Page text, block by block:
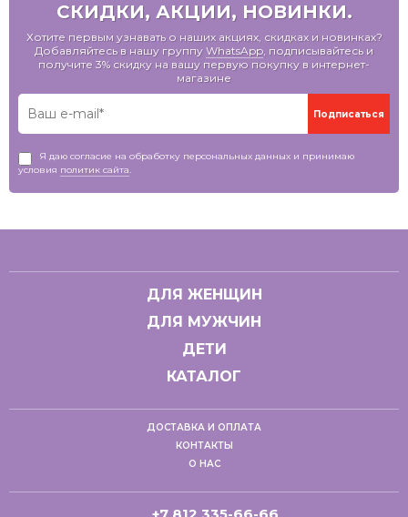
СКИДКИ, АКЦИИ, НОВИНКИ.
Хотите первым узнавать о наших акциях, скидках и новинках?
Добавляйтесь в нашу группу WhatsApp, подписывайтесь и
получите 3% скидку на вашу первую покупку в интернет-
магазине
Я даю согласие на обработку персональных данных и принимаю
условия политик сайта.
ДЛЯ ЖЕНЩИН
ДЛЯ МУЖЧИН
ДЕТИ
КАТАЛОГ
ДОСТАВКА И ОПЛАТА
КОНТАКТЫ
О НАС